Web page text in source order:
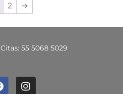
2 →
Citas: 55 5068 5029